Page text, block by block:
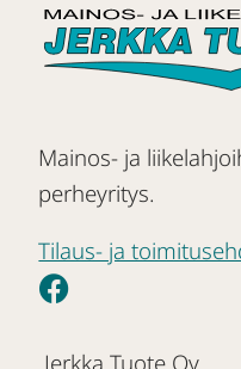
Mainos- ja
perheyritys.
Tilaus- ja
Jerkka Tuote Oy